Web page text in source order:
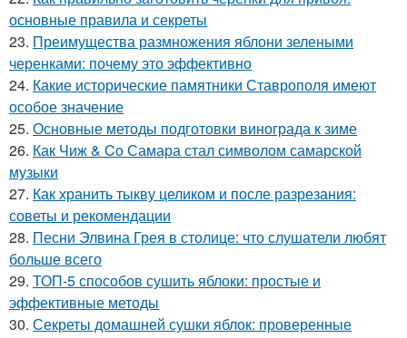
основные правила и секреты
23. Преимущества размножения яблони зелеными
черенками: почему это эффективно
24. Какие исторические памятники Ставрополя имеют
особое значение
25. Основные методы подготовки винограда к зиме
26. Как Чиж & Co Самара стал символом самарской
музыки
27. Как хранить тыкву целиком и после разрезания:
советы и рекомендации
28. Песни Элвина Грея в столице: что слушатели любят
больше всего
29. ТОП-5 способов сушить яблоки: простые и
эффективные методы
30. Секреты домашней сушки яблок: проверенные